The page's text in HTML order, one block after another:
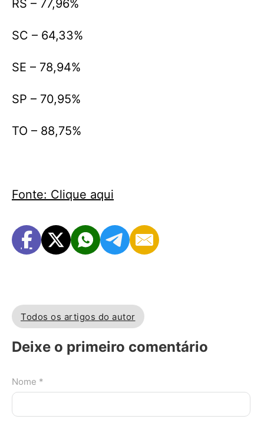
RS – 77,96%
SC – 64,33%
SE – 78,94%
SP – 70,95%
TO – 88,75%
Fonte: Clique aqui
Todos os artigos do autor
Deixe o primeiro comentário
Nome *